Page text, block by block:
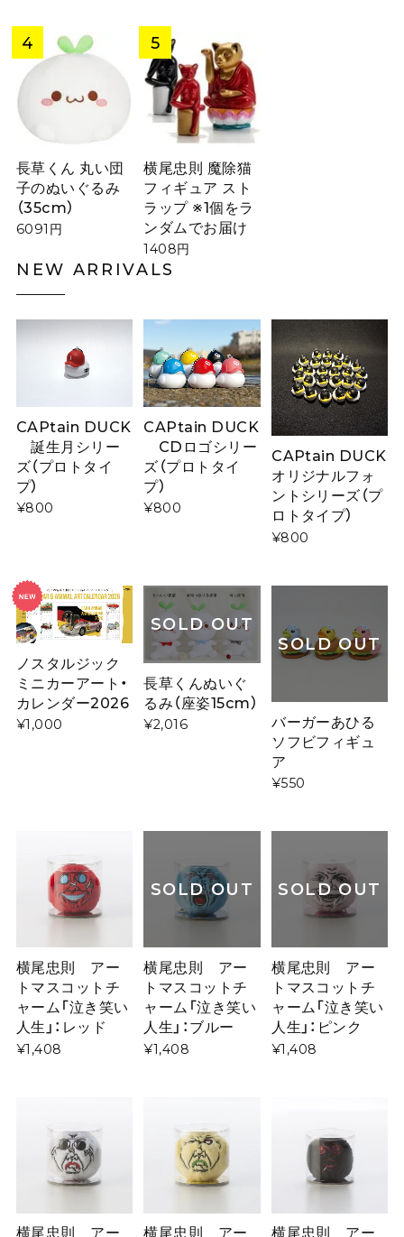
長草くん 丸い団
子のぬいぐるみ
（35cm）
6091円
横尾忠則 魔除猫
フィギュア スト
ラップ ※1個をラ
ンダムでお届け
1408円
NEW ARRIVALS
CAPtain DUCK
誕生月シリー
ズ（プロトタイ
プ）
¥800
CAPtain DUCK
CDロゴシリー
ズ（プロトタイ
プ）
¥800
CAPtain DUCK
オリジナルフォ
ントシリーズ（プ
ロトタイプ）
¥800
ノスタルジック
ミニカーアート・
カレンダー2026
¥1,000
SOLD OUT
長草くんぬいぐ
るみ（座姿15cm）
¥2,016
SOLD OUT
バーガーあひる
ソフビフィギュ
ア
¥550
横尾忠則 アー
トマスコットチ
ャーム「泣き笑い
人生」：レッド
¥1,408
SOLD OUT
横尾忠則 アー
トマスコットチ
ャーム「泣き笑い
人生」：ブルー
¥1,408
SOLD OUT
横尾忠則 アー
トマスコットチ
ャーム「泣き笑い
人生」：ピンク
¥1,408
横尾忠則 アー 横尾忠則 アー 横尾忠則 アー